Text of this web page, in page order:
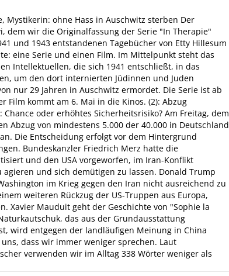
Mystikerin: ohne Hass in Auschwitz sterben Der
dem wir die Originalfassung der Serie "In Therapie"
und 1943 entstandenen Tagebücher von Etty Hillesum
eine Serie und einen Film. Im Mittelpunkt steht das
Intellektuellen, die sich 1941 entschließt, in das
um den dort internierten Jüdinnen und Juden
nur 29 Jahren in Auschwitz ermordet. Die Serie ist ab
Film kommt am 6. Mai in die Kinos. (2): Abzug
oder erhöhtes Sicherheitsrisiko? Am Freitag, dem
Abzug von mindestens 5.000 der 40.000 in Deutschland
Die Entscheidung erfolgt vor dem Hintergrund
Bundeskanzler Friedrich Merz hatte die
und den USA vorgeworfen, im Iran-Konflikt
und sich demütigen zu lassen. Donald Trump
im Krieg gegen den Iran nicht ausreichend zu
weiteren Rückzug der US-Truppen aus Europa,
Xavier Mauduit geht der Geschichte von "Sophie la
das aus der Grundausstattung
wird entgegen der landläufigen Meinung in China
dass wir immer weniger sprechen. Laut
verwenden wir im Alltag 338 Wörter weniger als